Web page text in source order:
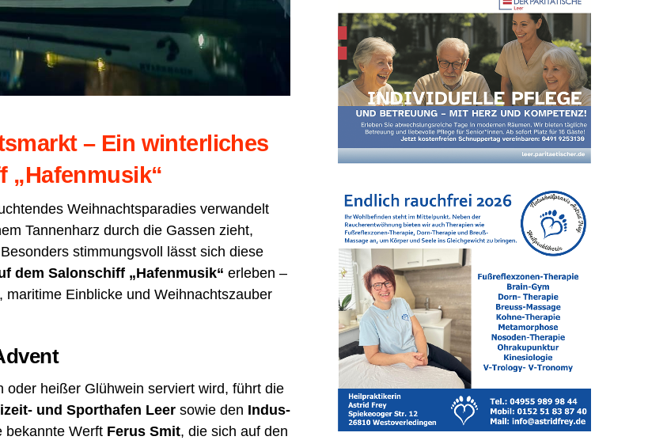
– Ein win­ter­li­ches
„Hafen­mu­sik“
Weih­nachts­pa­ra­dies ver­wan­delt
Tan­nen­harz durch die Gas­sen zieht,
stim­mungs­voll lässt sich die­se
dem Salon­schiff „Hafen­mu­sik“ erle­ben –
Ein­bli­cke und Weih­nachts­zau­ber
hei­ßer Glüh­wein ser­viert wird, führt die
und Sport­ha­fen Leer sowie den Indus­
bekann­te Werft Ferus Smit, die sich auf den